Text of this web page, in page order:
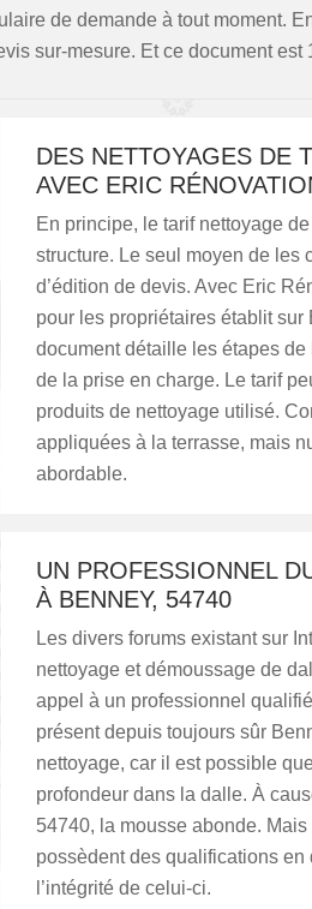
de demande à tout moment.
sur-mesure. Et ce document est
DES NETTOYAGES DE
AVEC ERIC
En principe, le tarif nettoyage
structure. Le seul moyen de les
d’édition de devis. Avec Eric
pour les propriétaires établit
document détaille les étapes
de la prise en charge. Le tarif
produits de nettoyage utilisé.
appliquées à la terrasse, mais
abordable.
UN PROFESSIONNEL
À BENNEY, 54740
Les divers forums existant sur
nettoyage et démoussage de
appel à un professionnel
présent depuis toujours sûr
nettoyage, car il est possible
profondeur dans la dalle. À
54740, la mousse abonde.
possèdent des qualifications
l’intégrité de celui-ci.